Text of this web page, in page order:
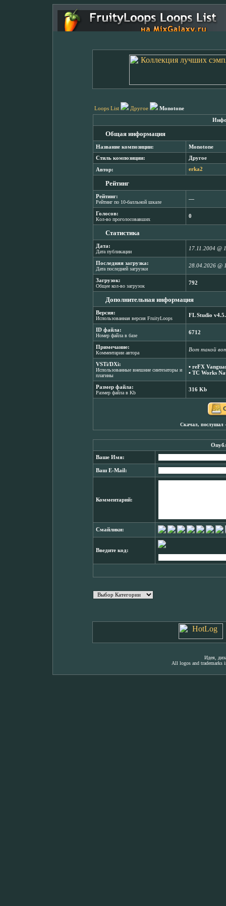
Loops List Другое Monotone
Общая информация
Название композиции: Monotone
Стиль композиции: Другое
Автор: erka2
Рейтинг
Рейтинг:
Рейтинг по 10-балльной шкале
―
Голосов:
Кол-во проголосовавших
0
Статистика
Дата:
Дата публикации
17.11.2004 @
Последняя загрузка:
Дата последней загрузки
28.04.2026 @
Загрузок:
Общее кол-во загрузок
792
Дополнительная информация
Версия:
Использованная версия FruityLoops
FL Studio
ID файла:
Номер файла в базе
6712
Примечание:
Комментарии автора
Вот такой вот
VSTi/DXi:
Использованные внешние синтезаторы и
плагины
▪ reFX
▪ TC Works
Размер файла:
Размер файла в Kb
316 Kb
Скачал, послушал
Ваше Имя:
Ваш E-Mail:
Комментарий:
Смайлики:
Введите код:
Идея,
All logos and trademarks